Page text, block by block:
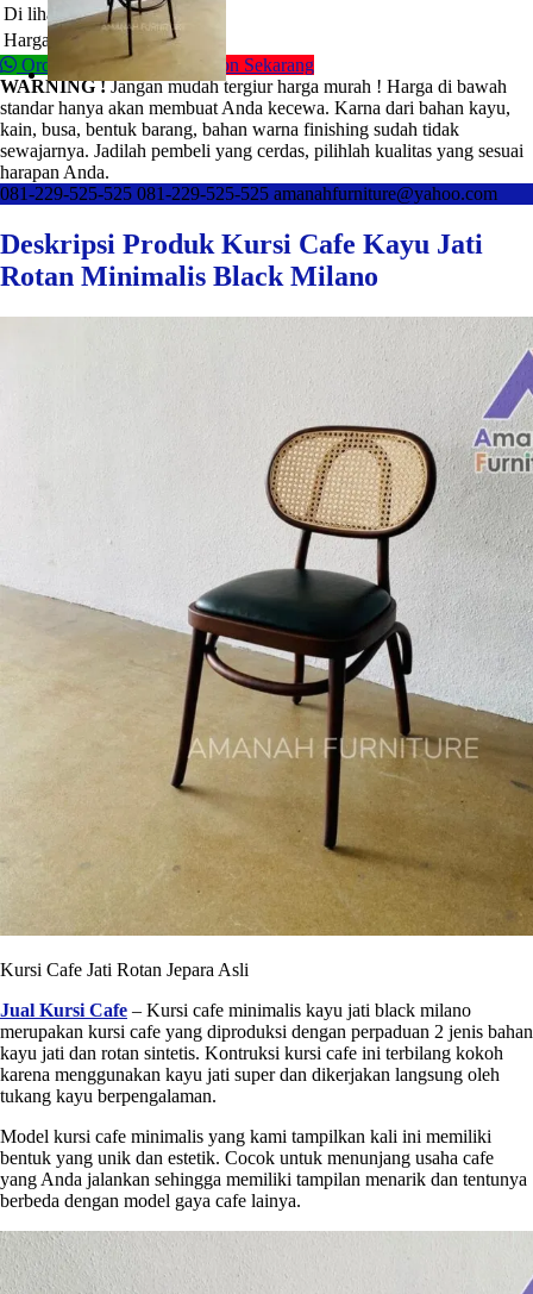
Di lihat
2203 kali
Harga
Rp (Hubungi Kami)
Order Via WhatsApp
Telpon Sekarang
WARNING !Jangan mudah tergiur harga murah ! Harga di bawah
standar hanya akan membuat Anda kecewa. Karna dari bahan kayu,
kain, busa, bentuk barang, bahan warna finishing sudah tidak
sewajarnya. Jadilah pembeli yang cerdas, pilihlah kualitas yang sesuai
harapan Anda.
081-229-525-525 081-229-525-525 amanahfurniture@yahoo.com
Deskripsi Produk Kursi Cafe Kayu Jati
Rotan Minimalis Black Milano
Kursi Cafe Jati Rotan Jepara Asli
Jual Kursi Cafe – Kursi cafe minimalis kayu jati black milano
merupakan kursi cafe yang diproduksi dengan perpaduan 2 jenis bahan
kayu jati dan rotan sintetis. Kontruksi kursi cafe ini terbilang kokoh
karena menggunakan kayu jati super dan dikerjakan langsung oleh
tukang kayu berpengalaman.
Model kursi cafe minimalis yang kami tampilkan kali ini memiliki
bentuk yang unik dan estetik. Cocok untuk menunjang usaha cafe
yang Anda jalankan sehingga memiliki tampilan menarik dan tentunya
berbeda dengan model gaya cafe lainya.